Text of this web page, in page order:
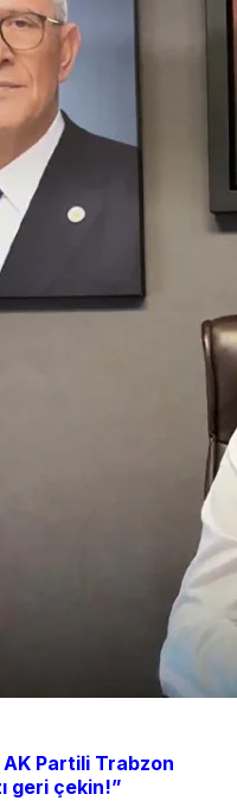
Partili Trabzon
geri çekin!”